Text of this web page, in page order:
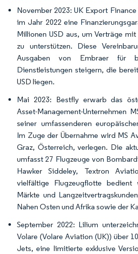
November 2023: UK Export
im Jahr 2022 eine
Millionen USD aus, um Verträge
zu unterstützen. Diese
Ausgaben von Embraer für
Dienstleistungen steigern, die
USD liegen.
Mai 2023: Bestfly erwarb das
Asset-Management-Unternehmen
seiner umfassenderen
Im Zuge der Übernahme wird MS
Graz, Österreich, verlegen. Die
umfasst 27 Flugzeuge von
Hawker Siddeley, Textron
vielfältige Flugzeugflotte bedient
Märkte und
Nahen Osten und Afrika sowie der
September 2022: Lilium
Volare (Volare Aviation (UK)) über
Jets, eine limitierte exklusive